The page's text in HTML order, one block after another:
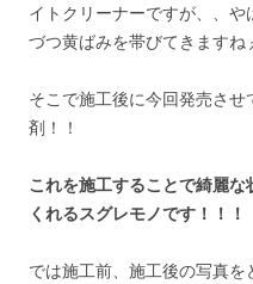
イトクリーナーですが、、
づつ黄ばみを帯びてきますね
そこで施工後に今回発売さ
剤！！
これを施工することで綺麗
くれるスグレモノです！！！
では施工前、施工後の写真を